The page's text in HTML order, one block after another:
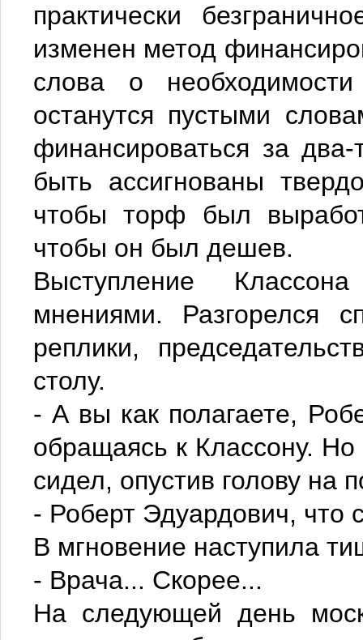
практически
изменен метод
слова о
останутся пустыми
финансироваться за
быть ассигнованы
чтобы торф был
чтобы он был дешев.
Выступление
мнениями. Разгорелся
реплики,
столу.
- А вы как полагаете,
обращаясь к Классону.
сидел, опустив голову на
- Роберт Эдуардович, что
В мгновение наступила
- Врача... Скорее...
На следующей день